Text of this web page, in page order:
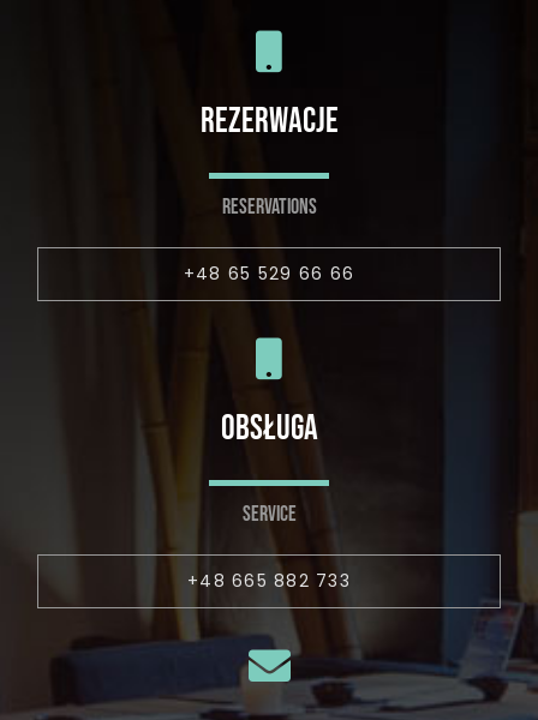
REZERWACJE
RESERVATIONS
+48 65 529 66 66
OBSŁUGA
SERVICE
+48 665 882 733